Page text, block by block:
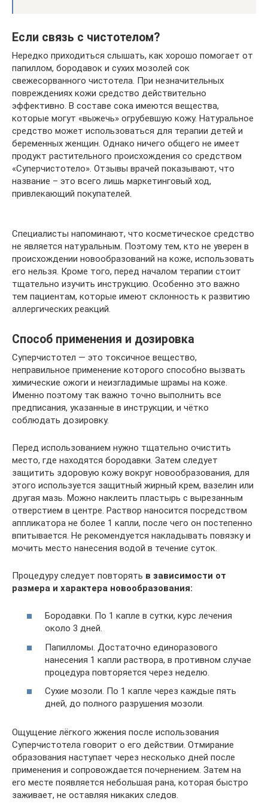
Если связь с чистотелом?
Нередко приходиться слышать, как хорошо помогает от
папиллом, бородавок и сухих мозолей сок
свежесорванного чистотела. При незначительных
повреждениях кожи средство действительно
эффективно. В составе сока имеются вещества,
которые могут «выжечь» огрубевшую кожу. Натуральное
средство может использоваться для терапии детей и
беременных женщин. Однако ничего общего не имеет
продукт растительного происхождения со средством
«Суперчистотело». Отзывы врачей показывают, что
название – это всего лишь маркетинговый ход,
привлекающий покупателей.
Специалисты напоминают, что косметическое средство
не является натуральным. Поэтому тем, кто не уверен в
происхождении новообразований на коже, использовать
его нельзя. Кроме того, перед началом терапии стоит
тщательно изучить инструкцию. Особенно это важно
тем пациентам, которые имеют склонность к развитию
аллергических реакций.
Способ применения и дозировка
Суперчистотел — это токсичное вещество,
неправильное применение которого способно вызвать
химические ожоги и неизгладимые шрамы на коже.
Именно поэтому так важно точно выполнить все
предписания, указанные в инструкции, и чётко
соблюдать дозировку.
Перед использованием нужно тщательно очистить
место, где находятся бородавки. Затем следует
защитить здоровую кожу вокруг новообразования, для
этого используется защитный жирный крем, вазелин или
другая мазь. Можно наклеить пластырь с вырезанным
отверстием в центре. Раствор наносится посредством
аппликатора не более 1 капли, после чего он постепенно
впитывается. Не рекомендуется накладывать повязку и
мочить место нанесения водой в течение суток.
Процедуру следует повторять в зависимости от
размера и характера новообразования:
Бородавки. По 1 капле в сутки, курс лечения
около 3 дней.
Папилломы. Достаточно единоразового
нанесения 1 капли раствора, в противном случае
процедура повторяется через неделю.
Сухие мозоли. По 1 капле через каждые пять
дней, до полного разрушения мозоли.
Ощущение лёгкого жжения после использования
Суперчистотела говорит о его действии. Отмирание
образования наступает через несколько дней после
применения и сопровождается почернением. Затем на
его месте появляется небольшая рана, которая быстро
заживает, не оставляя никаких следов.